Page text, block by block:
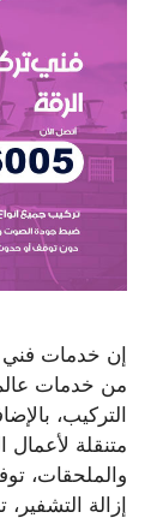
إن خدمات فني
من خدمات
التركيب،
متنقلة لأعمال
والملحقات،
إزالة